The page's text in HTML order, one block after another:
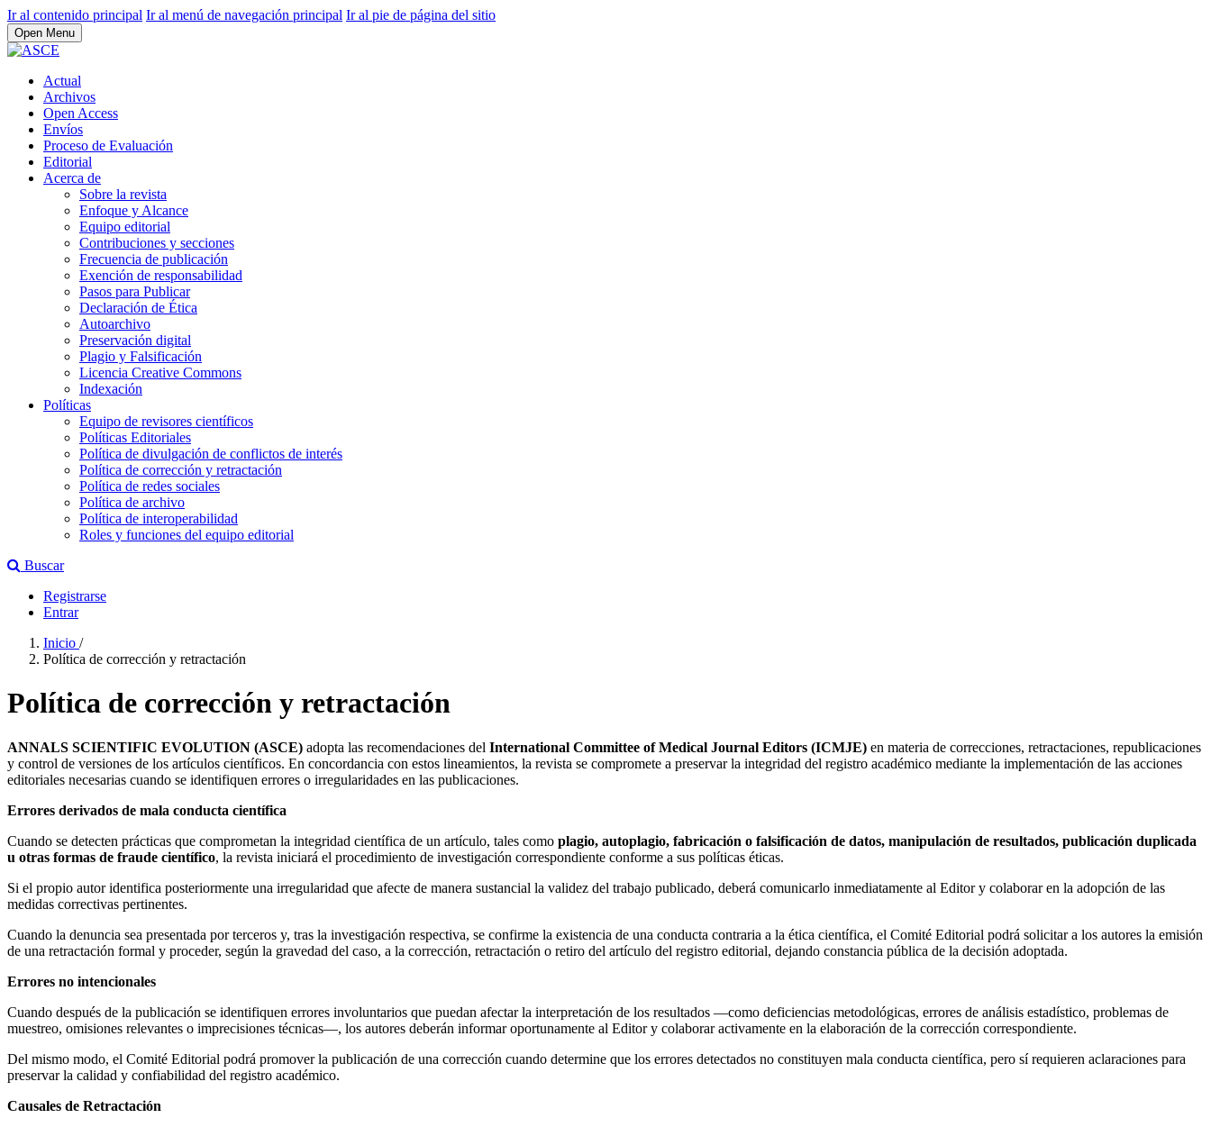
Ir al contenido principal Ir al menú de navegación principal Ir al pie de página del sitio
Open Menu
Actual
Archivos
Open Access
Envíos
Proceso de Evaluación
Editorial
Acerca de
Sobre la revista
Enfoque y Alcance
Equipo editorial
Contribuciones y secciones
Frecuencia de publicación
Exención de responsabilidad
Pasos para Publicar
Declaración de Ética
Autoarchivo
Preservación digital
Plagio y Falsificación
Licencia Creative Commons
Indexación
Políticas
Equipo de revisores científicos
Políticas Editoriales
Política de divulgación de conflictos de interés
Política de corrección y retractación
Política de redes sociales
Política de archivo
Política de interoperabilidad
Roles y funciones del equipo editorial
Buscar
Registrarse
Entrar
Inicio /
Política de corrección y retractación
Política de corrección y retractación
ANNALS SCIENTIFIC EVOLUTION (ASCE) adopta las recomendaciones del International Committee of Medical Journal Editors (ICMJE) en materia de correcciones, retractaciones, republicaciones
y control de versiones de los artículos científicos. En concordancia con estos lineamientos, la revista se compromete a preservar la integridad del registro académico mediante la implementación de las acciones
editoriales necesarias cuando se identifiquen errores o irregularidades en las publicaciones.
Errores derivados de mala conducta científica
Cuando se detecten prácticas que comprometan la integridad científica de un artículo, tales como plagio, autoplagio, fabricación o falsificación de datos, manipulación de resultados, publicación duplicada
u otras formas de fraude científico, la revista iniciará el procedimiento de investigación correspondiente conforme a sus políticas éticas.
Si el propio autor identifica posteriormente una irregularidad que afecte de manera sustancial la validez del trabajo publicado, deberá comunicarlo inmediatamente al Editor y colaborar en la adopción de las
medidas correctivas pertinentes.
Cuando la denuncia sea presentada por terceros y, tras la investigación respectiva, se confirme la existencia de una conducta contraria a la ética científica, el Comité Editorial podrá solicitar a los autores la emisión
de una retractación formal y proceder, según la gravedad del caso, a la corrección, retractación o retiro del artículo del registro editorial, dejando constancia pública de la decisión adoptada.
Errores no intencionales
Cuando después de la publicación se identifiquen errores involuntarios que puedan afectar la interpretación de los resultados —como deficiencias metodológicas, errores de análisis estadístico, problemas de
muestreo, omisiones relevantes o imprecisiones técnicas—, los autores deberán informar oportunamente al Editor y colaborar activamente en la elaboración de la corrección correspondiente.
Del mismo modo, el Comité Editorial podrá promover la publicación de una corrección cuando determine que los errores detectados no constituyen mala conducta científica, pero sí requieren aclaraciones para
preservar la calidad y confiabilidad del registro académico.
Causales de Retractación